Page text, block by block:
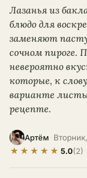
Лазанья из
блюдо для
заменяют
сочном пироге.
невероятно
которые, к
варианте
рецепте.
Артём
★ ★ ★ ★ ★ 5.0(2)